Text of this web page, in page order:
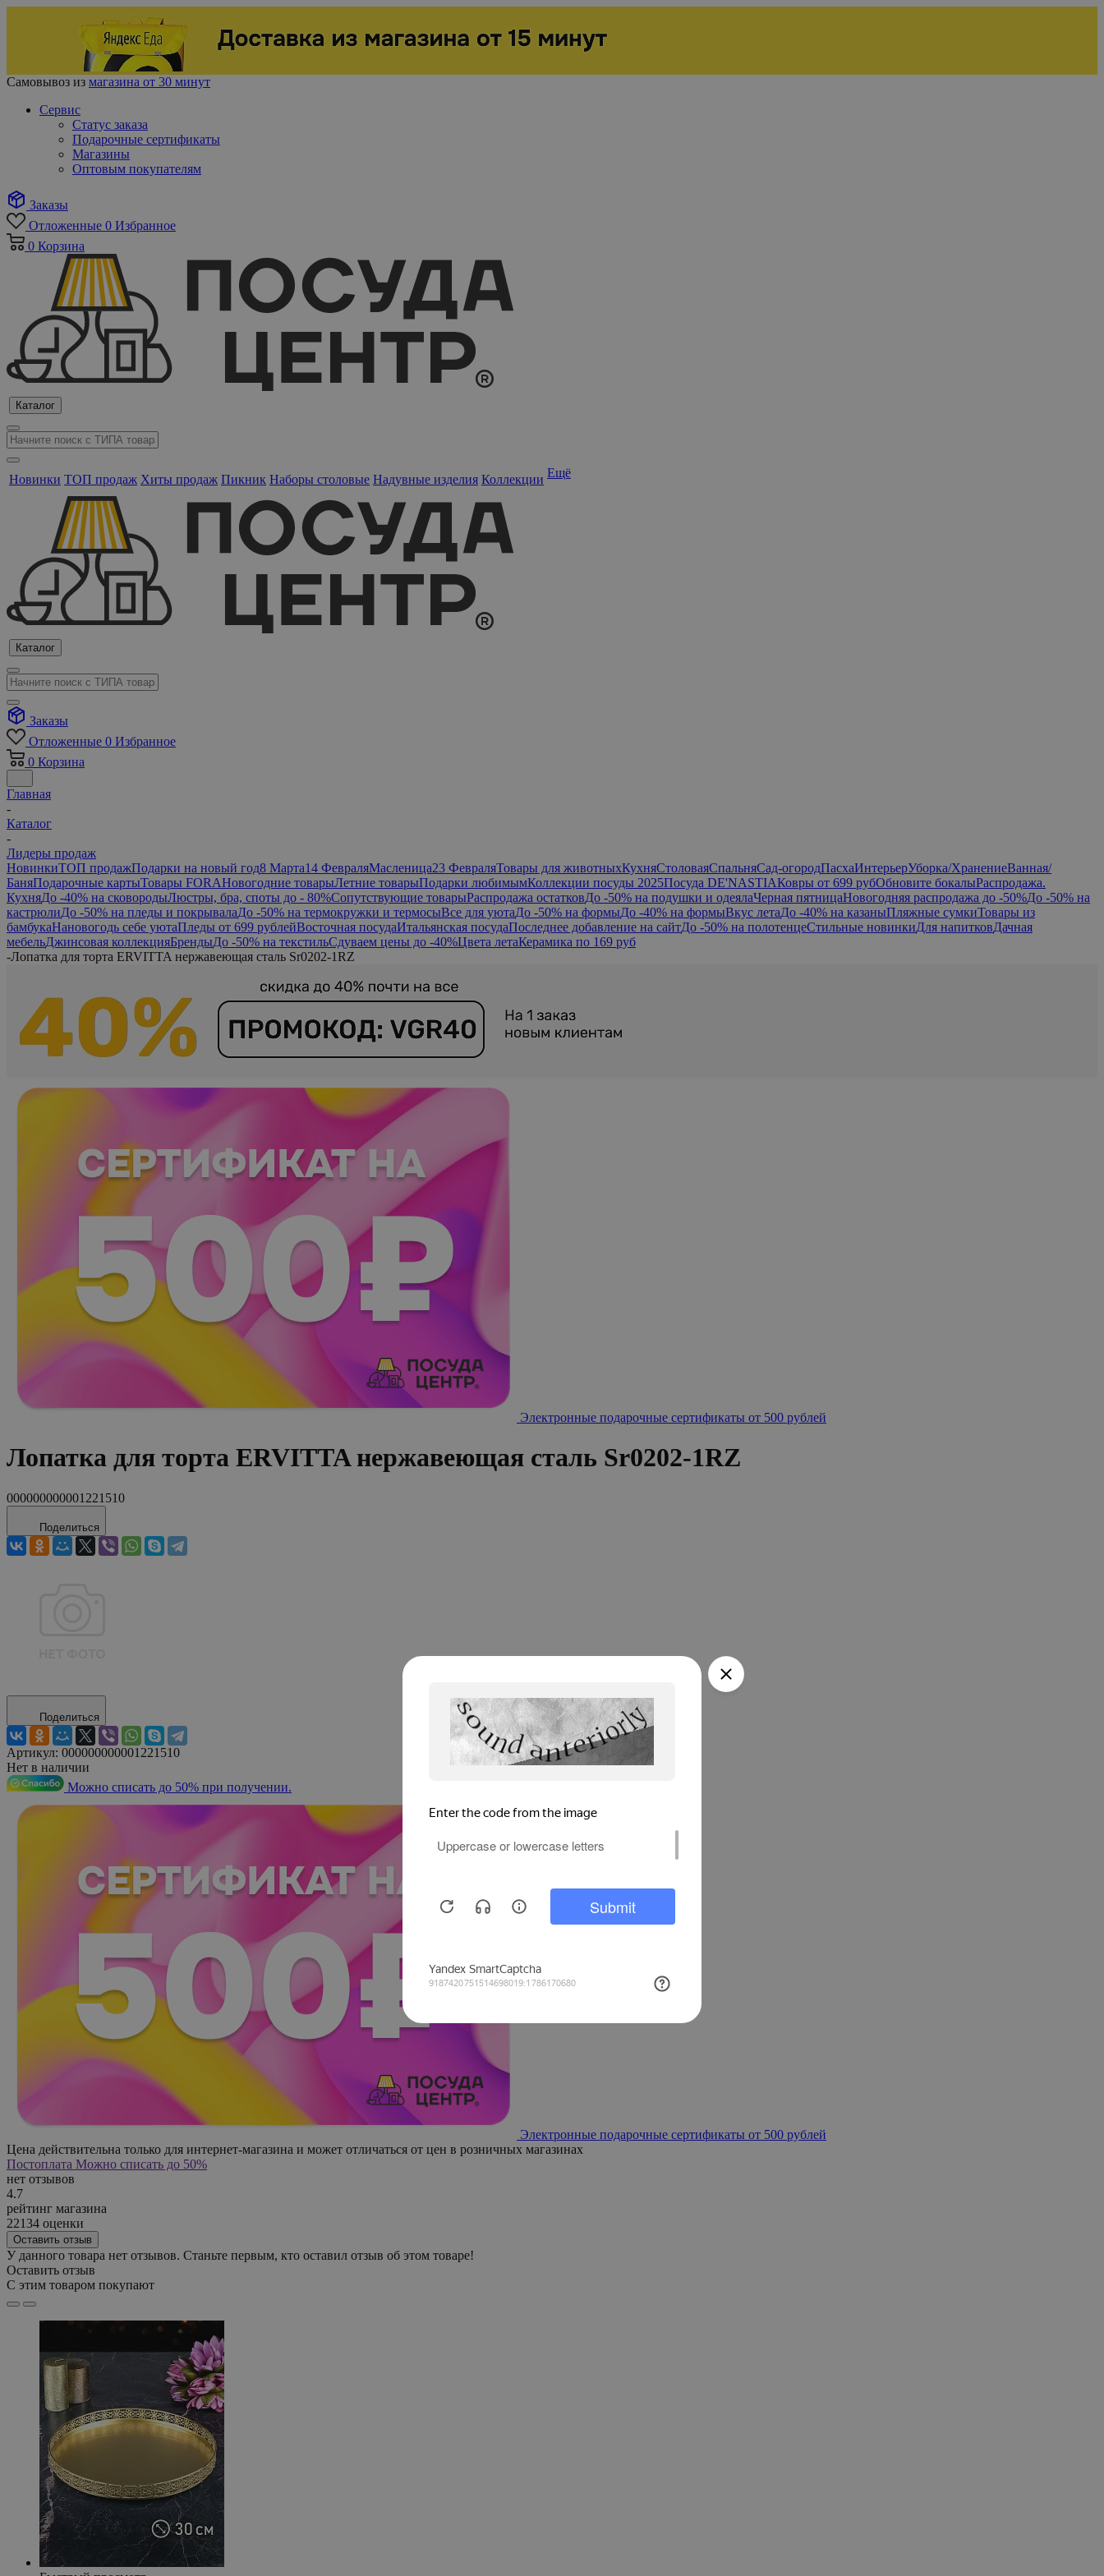
Самовывоз из магазина от 30 минут
Сервис
Статус заказа
Подарочные сертификаты
Магазины
Оптовым покупателям
Заказы
Отложенные 0 Избранное
0 Корзина
Каталог
Новинки ТОП продаж Хиты продаж Пикник Наборы столовые Надувные изделия Коллекции Ещё
Каталог
Заказы
Отложенные 0 Избранное
0 Корзина
Главная
-
Каталог
-
Лидеры продаж
НовинкиТОП продажПодарки на новый год8 Марта14 ФевраляМасленица23 ФевраляТовары для животныхКухняСтоловаяСпальняСад-огородПасхаИнтерьерУборка/ХранениеВанная/
БаняПодарочные картыТовары FORAНовогодние товарыЛетние товарыПодарки любимымКоллекции посуды 2025Посуда DE'NASTIAКовры от 699 рубОбновите бокалыРаспродажа.
КухняДо -40% на сковородыЛюстры, бра, споты до - 80%Сопутствующие товарыРаспродажа остатковДо -50% на подушки и одеялаЧерная пятницаНовогодняя распродажа до -50%До -50% на
кастрюлиДо -50% на пледы и покрывалаДо -50% на термокружки и термосыВсе для уютаДо -50% на формыДо -40% на формыВкус летаДо -40% на казаныПляжные сумкиТовары из
бамбукаНановогодь себе уютаПледы от 699 рублейВосточная посудаИтальянская посудаПоследнее добавление на сайтДо -50% на полотенцеСтильные новинкиДля напитковДачная
мебельДжинсовая коллекцияБрендыДо -50% на текстильСдуваем цены до -40%Цвета летаКерамика по 169 руб
-Лопатка для торта ERVITTA нержавеющая сталь Sr0202-1RZ
Электронные подарочные сертификаты от 500 рублей
Лопатка для торта ERVITTA нержавеющая сталь Sr0202-1RZ
000000000001221510
Поделиться
Поделиться
Артикул: 000000000001221510
Нет в наличии
Можно списать до 50% при получении.
Электронные подарочные сертификаты от 500 рублей
Цена действительна только для интернет-магазина и может отличаться от цен в розничных магазинах
Постоплата Можно списать до 50%
нет отзывов
4.7
рейтинг магазина
22134 оценки
Оставить отзыв
У данного товара нет отзывов. Станьте первым, кто оставил отзыв об этом товаре!
Оставить отзыв
С этим товаром покупают